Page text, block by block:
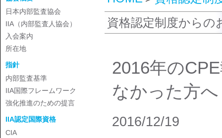
日本内部監査協会
IIA（内部監査人協会）
入会案内
所在地
指針
内部監査基準
IIA国際フレームワーク
強化推進のための提言
IIA認定国際資格
CIA
資格認定制度からの
2016年の
なかった方へ
2016/12/19